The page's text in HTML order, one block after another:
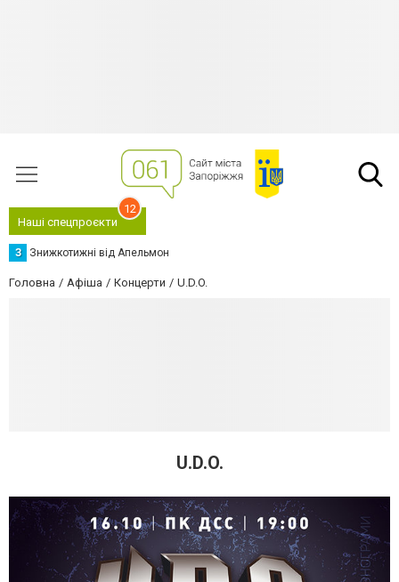
Наші спецпроєкти
12
З Знижкотижні від Апельмон
Головна Афіша Концерти U.D.O.
U.D.O.